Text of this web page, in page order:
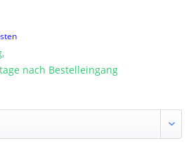
nach Bestelleingang